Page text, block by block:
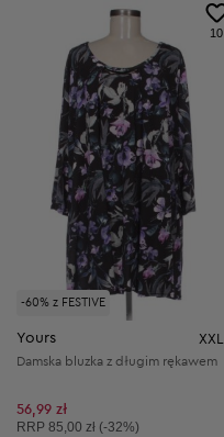
-60% z FESTIVE
10
Yours XXL
Damska bluzka z długim rękawem
56,99 zł
Cena sugerowana:
RRP 85,00 zł (-32%)